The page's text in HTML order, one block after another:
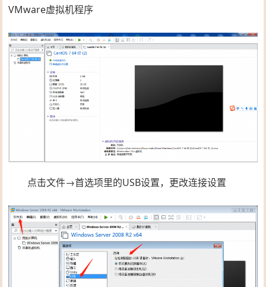
VMware虚拟机程序
点击文件→首选项里的USB设置，更改连接设置